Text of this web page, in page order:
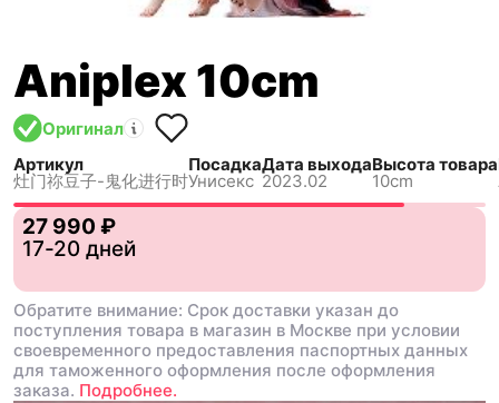
Aniplex 10cm
Оригинал
Артикул
灶门祢豆子-鬼化进行时
Посадка
Унисекс
Дата выхода
2023.02
Высота товара
10cm
27 990 ₽
17-20 дней
Обратите внимание: Срок доставки указан до
поступления товара в магазин в Москве при условии
своевременного предоставления паспортных данных
для таможенного оформления после оформления
заказа. Подробнее.